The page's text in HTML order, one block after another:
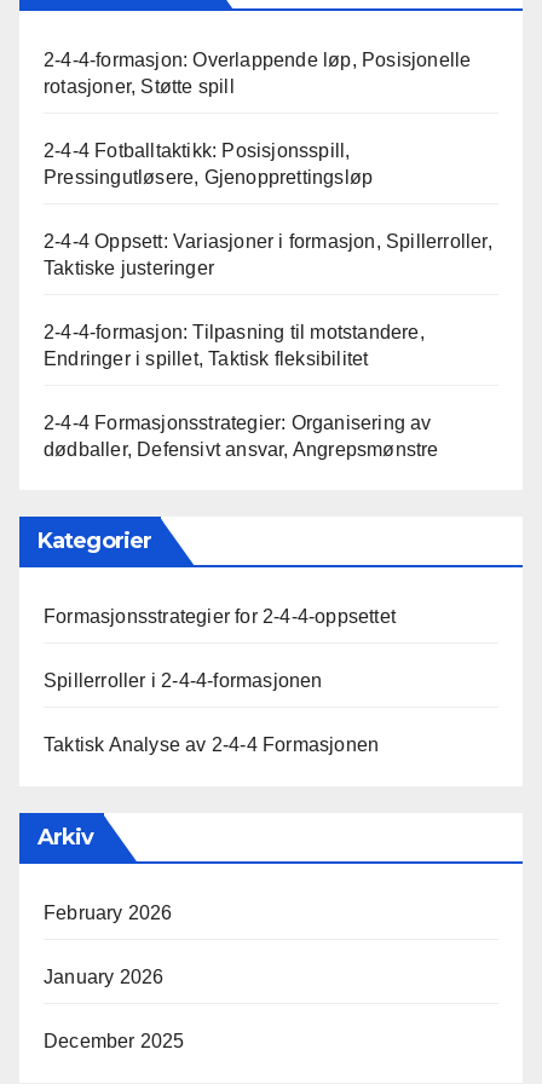
2-4-4-formasjon: Overlappende løp, Posisjonelle
rotasjoner, Støtte spill
2-4-4 Fotballtaktikk: Posisjonsspill,
Pressingutløsere, Gjenopprettingsløp
2-4-4 Oppsett: Variasjoner i formasjon, Spillerroller,
Taktiske justeringer
2-4-4-formasjon: Tilpasning til motstandere,
Endringer i spillet, Taktisk fleksibilitet
2-4-4 Formasjonsstrategier: Organisering av
dødballer, Defensivt ansvar, Angrepsmønstre
Kategorier
Formasjonsstrategier for 2-4-4-oppsettet
Spillerroller i 2-4-4-formasjonen
Taktisk Analyse av 2-4-4 Formasjonen
Arkiv
February 2026
January 2026
December 2025